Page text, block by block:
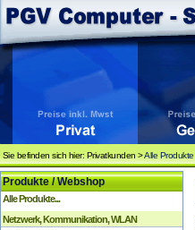
Sie befinden sich hier: Privatkunden >Alle Produkte
Produkte / Webshop
Alle Produkte...
Netzwerk, Kommunikation, WLAN